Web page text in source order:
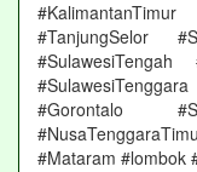
#TanjungSelor
#Gorontalo
#Mataram #lombok